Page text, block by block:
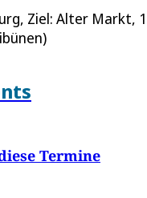
Ziel: Alter Markt,
Termine